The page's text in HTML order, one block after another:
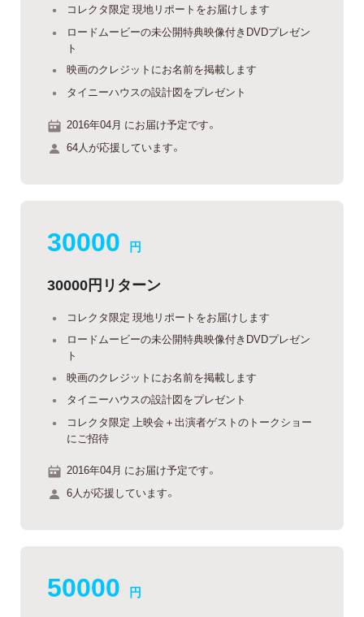
コレクタ限定 現地リポートをお届けします
ロードムービーの未公開特典映像付きDVDプレゼン
ト
映画のクレジットにお名前を掲載します
タイニーハウスの設計図をプレゼント
2016年04月 にお届け予定です。
64人が応援しています。
30000 円
30000円リターン
コレクタ限定 現地リポートをお届けします
ロードムービーの未公開特典映像付きDVDプレゼン
ト
映画のクレジットにお名前を掲載します
タイニーハウスの設計図をプレゼント
コレクタ限定 上映会＋出演者ゲストのトークショー
にご招待
2016年04月 にお届け予定です。
6人が応援しています。
50000 円